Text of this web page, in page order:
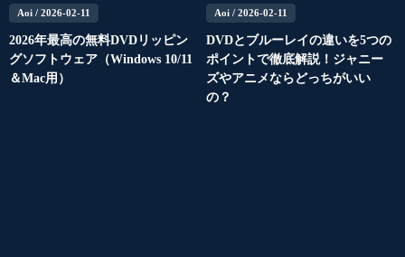
Aoi / 2026-02-11
2026年最高の無料DVDリッピン
グソフトウェア（Windows 10/11
＆Mac用）
Aoi/ 2026-02-11
DVDとブルーレイの違いを5つの
ポイントで徹底解説！ジャニー
ズやアニメならどっちがいい
の？